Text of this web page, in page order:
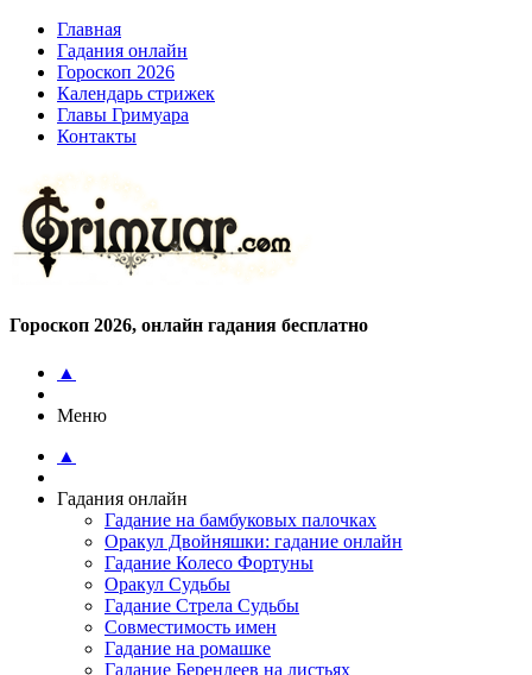
Главная
Гадания онлайн
Гороскоп 2026
Календарь стрижек
Главы Гримуара
Контакты
Гороскоп 2026, онлайн гадания бесплатно
▲
Меню
▲
Гадания онлайн
Гадание на бамбуковых палочках
Оракул Двойняшки: гадание онлайн
Гадание Колесо Фортуны
Оракул Судьбы
Гадание Стрела Судьбы
Совместимость имен
Гадание на ромашке
Гадание Берендеев на листьях